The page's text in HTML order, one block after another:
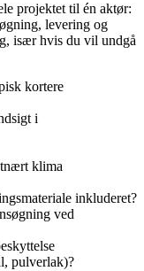
projektet til én aktør:
levering og
især hvis du vil undgå
kortere
i
klima
inkluderet?
ved
pulverlak)?